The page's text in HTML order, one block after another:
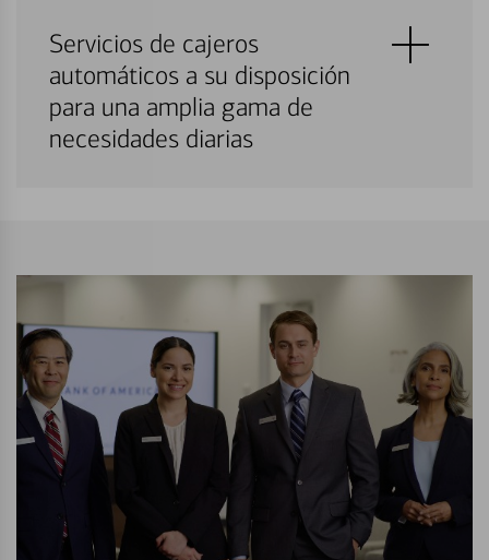
Servicios de cajeros
automáticos a su disposición
para una amplia gama de
necesidades diarias